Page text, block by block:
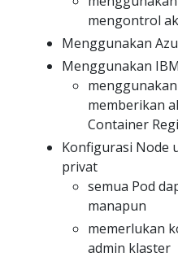
mengontrol
Menggunakan
Menggunakan
memberikan
Container
Konfigurasi Node
privat
semua Pod
manapun
memerlukan
admin klaster